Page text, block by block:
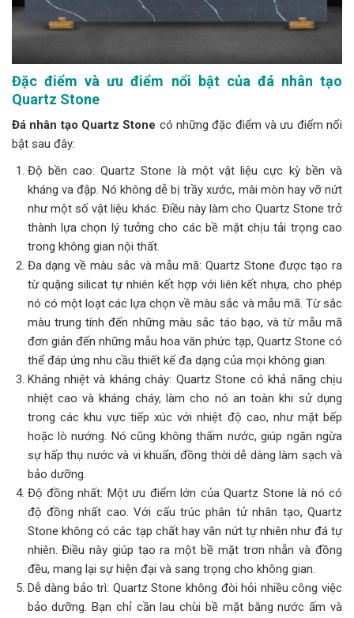
Đặc điểm và ưu điểm nổi bật của đá nhân tạo
Quartz Stone
Đá nhân tạo Quartz Stone có những đặc điểm và ưu điểm nổi
bật sau đây:
Độ bền cao: Quartz Stone là một vật liệu cực kỳ bền và
kháng va đập. Nó không dễ bị trầy xước, mài mòn hay vỡ nứt
như một số vật liệu khác. Điều này làm cho Quartz Stone trở
thành lựa chọn lý tưởng cho các bề mặt chịu tải trọng cao
trong không gian nội thất.
Đa dạng về màu sắc và mẫu mã: Quartz Stone được tạo ra
từ quặng silicat tự nhiên kết hợp với liên kết nhựa, cho phép
nó có một loạt các lựa chọn về màu sắc và mẫu mã. Từ sắc
màu trung tính đến những màu sắc táo bạo, và từ mẫu mã
đơn giản đến những mẫu hoa văn phức tạp, Quartz Stone có
thể đáp ứng nhu cầu thiết kế đa dạng của mọi không gian.
Kháng nhiệt và kháng cháy: Quartz Stone có khả năng chịu
nhiệt cao và kháng cháy, làm cho nó an toàn khi sử dụng
trong các khu vực tiếp xúc với nhiệt độ cao, như mặt bếp
hoặc lò nướng. Nó cũng không thấm nước, giúp ngăn ngừa
sự hấp thụ nước và vi khuẩn, đồng thời dễ dàng làm sạch và
bảo dưỡng.
Độ đồng nhất: Một ưu điểm lớn của Quartz Stone là nó có
độ đồng nhất cao. Với cấu trúc phân tử nhân tạo, Quartz
Stone không có các tạp chất hay vân nứt tự nhiên như đá tự
nhiên. Điều này giúp tạo ra một bề mặt trơn nhẵn và đồng
đều, mang lại sự hiện đại và sang trọng cho không gian.
Dễ dàng bảo trì: Quartz Stone không đòi hỏi nhiều công việc
bảo dưỡng. Bạn chỉ cần lau chùi bề mặt bằng nước ấm và